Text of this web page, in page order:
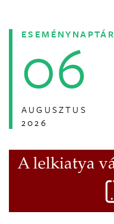
ESEMÉNYNAPTÁR
06
AUGUSZTUS
2026